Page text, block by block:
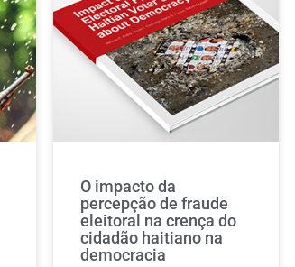
O impacto da
percepção de fraude
eleitoral na crença do
cidadão haitiano na
democracia